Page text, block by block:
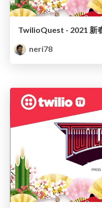
neri78